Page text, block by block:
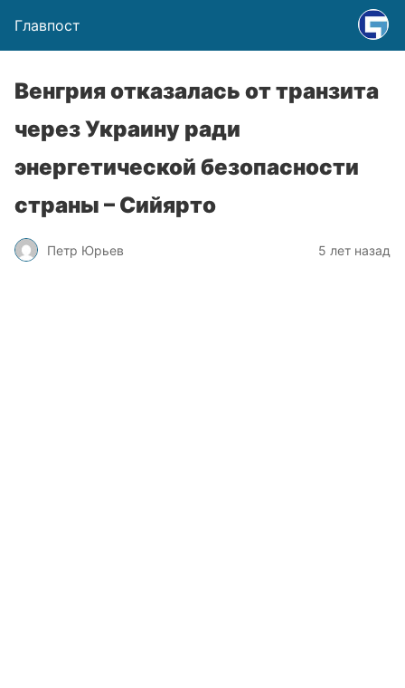
Главпост
Венгрия отказалась от транзита
через Украину ради
энергетической безопасности
страны – Сийярто
Петр Юрьев 5 лет назад